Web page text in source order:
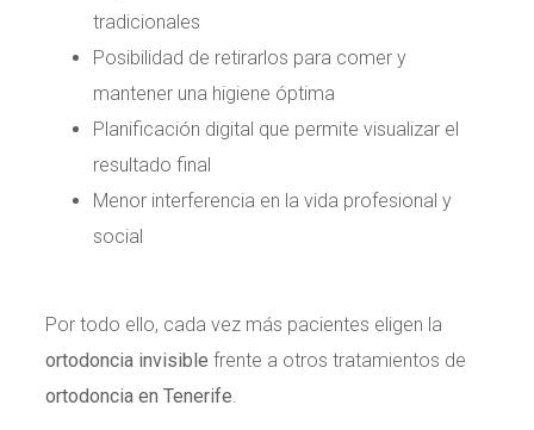
tradicionales
Posibilidad de retirarlos para comer y
mantener una higiene óptima
Planificación digital que permite visualizar el
resultado final
Menor interferencia en la vida profesional y
social
Por todo ello, cada vez más pacientes eligen la
ortodoncia invisible frente a otros tratamientos de
ortodoncia en Tenerife.